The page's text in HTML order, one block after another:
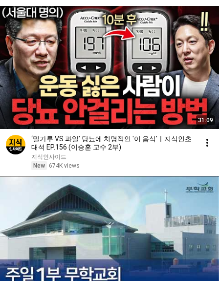
31:09
‘밀가루 VS 과일’ 당뇨에 치명적인 '이 음식'ㅣ지식인초
대석 EP.156 (이승훈 교수 2부)
지식인사이드
New
674K views